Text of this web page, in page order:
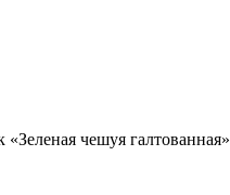
«Зеленая чешуя галтованная»